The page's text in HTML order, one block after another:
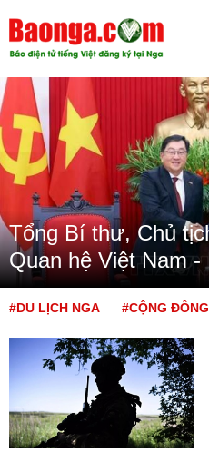
Tổng Bí thư, Chủ
Quan hệ Việt Nam -
#DU LỊCH NGA #CỘNG ĐỒNG